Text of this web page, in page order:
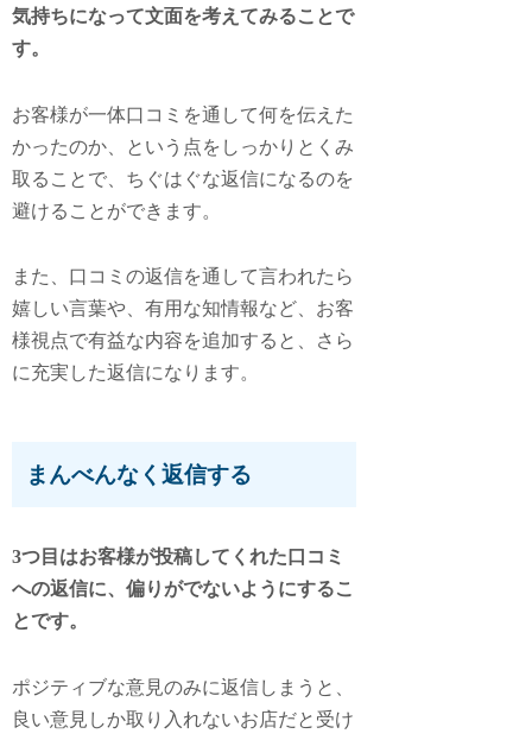
気持ちになって文面を考えてみることで
す。
お客様が一体口コミを通して何を伝えた
かったのか、という点をしっかりとくみ
取ることで、ちぐはぐな返信になるのを
避けることができます。
また、口コミの返信を通して言われたら
嬉しい言葉や、有用な知情報など、お客
様視点で有益な内容を追加すると、さら
に充実した返信になります。
まんべんなく返信する
3つ目はお客様が投稿してくれた口コミ
への返信に、偏りがでないようにするこ
とです。
ポジティブな意見のみに返信しまうと、
良い意見しか取り入れないお店だと受け